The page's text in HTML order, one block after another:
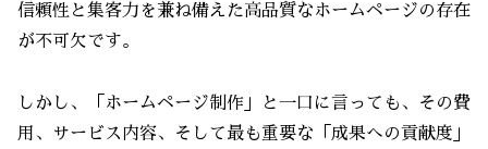
信頼性と集客力を兼ね備えた高品質なホームページの存在
が不可欠です。
しかし、「ホームページ制作」と一口に言っても、その費
用、サービス内容、そして最も重要な「成果への貢献度」